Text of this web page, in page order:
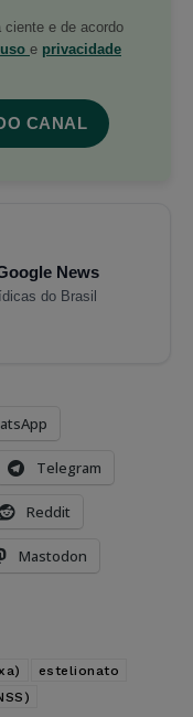
e de acordo
e privacidade
CANAL
News
do Brasil
Telegram
Reddit
Mastodon
estelionato